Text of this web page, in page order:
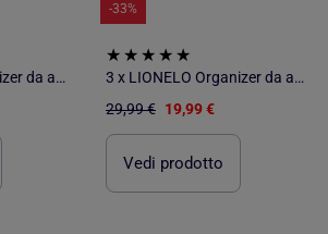
3 x LIONELO Organizer da appendere per culla - Porta pannolini - Cestino
-33%
3 x LIONELO Organizer da appendere per culla - Porta pannolini - Cestino
29,99 € 19,99 €
Vedi prodotto